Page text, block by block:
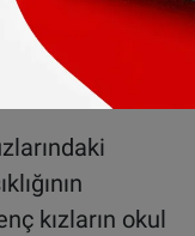
güvenliği ve
burkini bu
kızların okul